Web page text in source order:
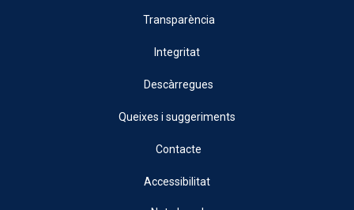
Transparència
Integritat
Descàrregues
Queixes i suggeriments
Contacte
Accessibilitat